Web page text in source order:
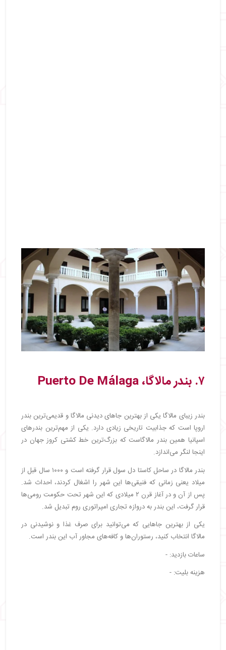
۷. بندر مالاگا، Puerto De Málaga
بندر زیبای مالاگا یکی از بهترین جاهای دیدنی مالاگا و قدیمی‌ترین بندر
اروپا است که جذابیت تاریخی زیادی دارد. یکی از مهم‌ترین بندرهای
اسپانیا همین بندر مالاگاست که بزرگ‌ترین خط کشتی کروز جهان در
اینجا لنگر می‌اندازد.
بندر مالاگا در ساحل کاستا دل سول قرار گرفته است و ۱۰۰۰ سال قبل از
میلاد یعنی زمانی که فنیقی‌ها این شهر را اشغال کردند، احداث شد.
پس از آن و در آغاز قرن ۲ میلادی که این شهر تحت حکومت رومی‌ها
قرار گرفت، این بندر به دروازه تجاری امپراتوری روم تبدیل شد.
یکی از بهترین جاهایی که می‌توانید برای صرف غذا و نوشیدنی در
مالاگا انتخاب کنید، رستوران‌ها و کافه‌های مجاور آب این بندر است.
ساعات بازدید: -
هزینه بلیت: -